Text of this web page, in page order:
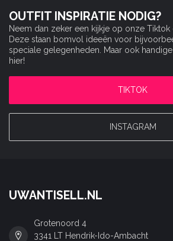
OUTFIT INSPIRATIE NODIG?
Neem dan zeker een kijkje op onze Tiktok
Deze staan bomvol ideeën voor
speciale gelegenheden. Maar ook
hier!
TIKTOK
INSTAGRAM
UWANTISELL.NL
Grotenoord 4
3341 LT Hendrik-Ido-Ambacht